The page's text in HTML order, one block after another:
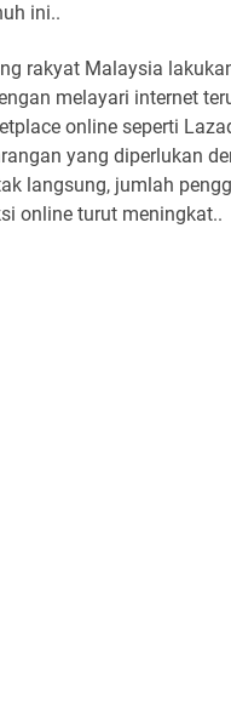
ini..
rakyat Malaysia
melayari internet
online seperti
yang diperlukan
langsung, jumlah
online turut meningkat..